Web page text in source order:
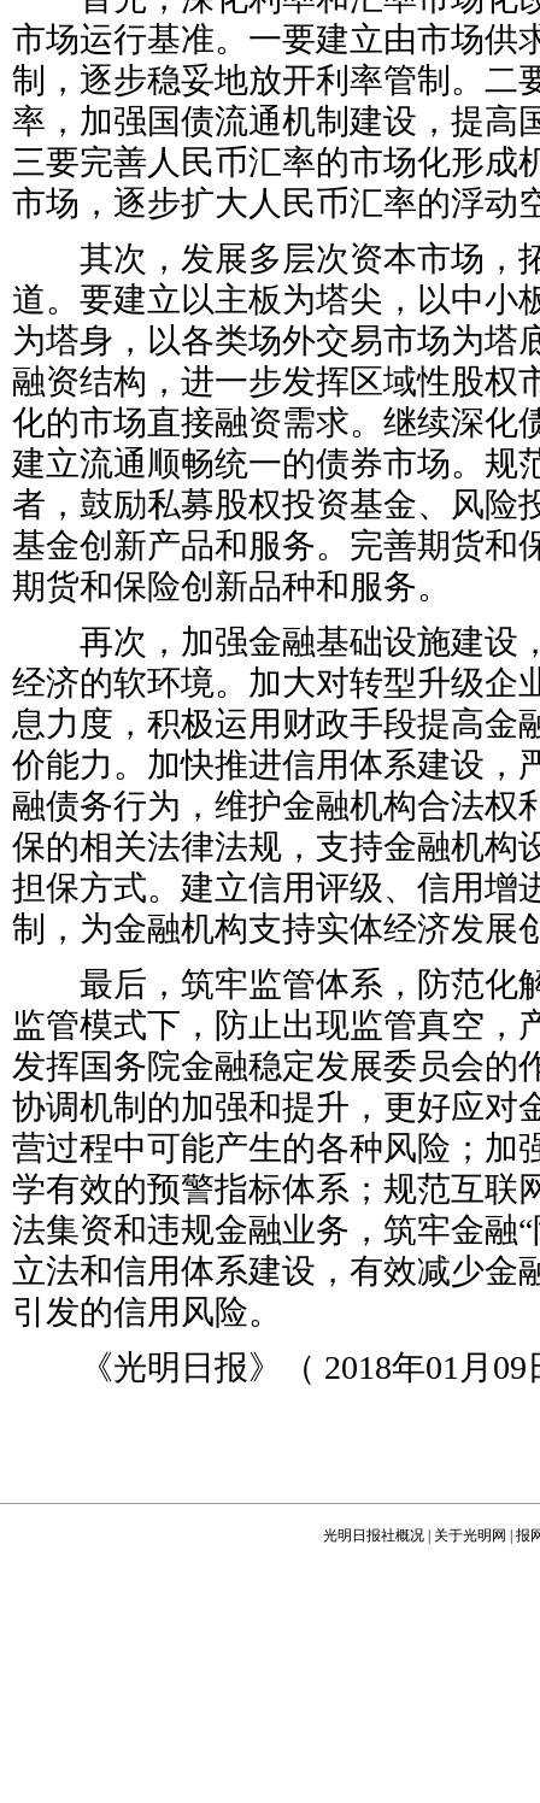
市场运行基准。一要建立由市场供
制，逐步稳妥地放开利率管制。二
率，加强国债流通机制建设，提高
三要完善人民币汇率的市场化形成
市场，逐步扩大人民币汇率的浮动
其次，发展多层次资本市场，
道。要建立以主板为塔尖，以中小
为塔身，以各类场外交易市场为塔
融资结构，进一步发挥区域性股权
化的市场直接融资需求。继续深化
建立流通顺畅统一的债券市场。规
者，鼓励私募股权投资基金、风险
基金创新产品和服务。完善期货和
期货和保险创新品种和服务。
再次，加强金融基础设施建设
经济的软环境。加大对转型升级企
息力度，积极运用财政手段提高金
价能力。加快推进信用体系建设，
融债务行为，维护金融机构合法权
保的相关法律法规，支持金融机构
担保方式。建立信用评级、信用增
制，为金融机构支持实体经济发展
最后，筑牢监管体系，防范化
监管模式下，防止出现监管真空，
发挥国务院金融稳定发展委员会的
协调机制的加强和提升，更好应对
营过程中可能产生的各种风险；加
学有效的预警指标体系；规范互联
法集资和违规金融业务，筑牢金融
立法和信用体系建设，有效减少金
引发的信用风险。
《光明日报》（ 2018年01月09
光明日报社概况 关于光明网 报